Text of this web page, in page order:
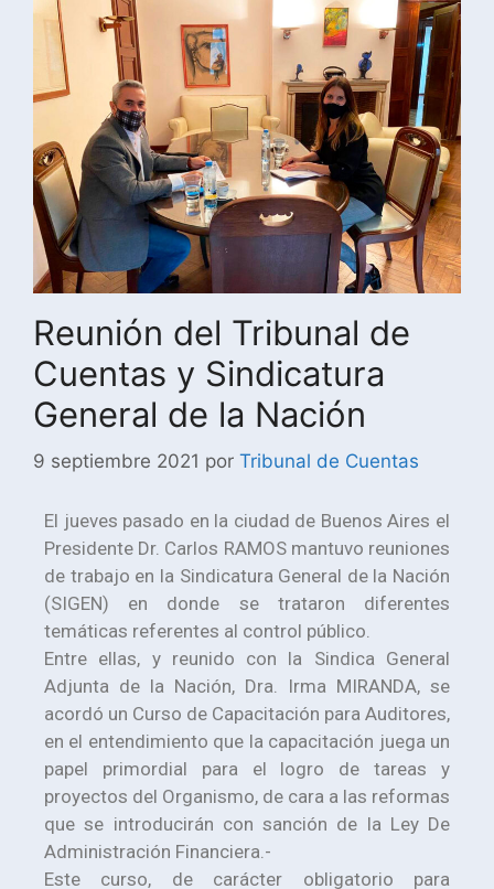
Reunión del Tribunal de
Cuentas y Sindicatura
General de la Nación
9 septiembre 2021 por Tribunal de Cuentas
El jueves pasado en la ciudad de Buenos Aires el
Presidente Dr. Carlos RAMOS mantuvo reuniones
de trabajo en la Sindicatura General de la Nación
(SIGEN) en donde se trataron diferentes
temáticas referentes al control público.
Entre ellas, y reunido con la Sindica General
Adjunta de la Nación, Dra. Irma MIRANDA, se
acordó un Curso de Capacitación para Auditores,
en el entendimiento que la capacitación juega un
papel primordial para el logro de tareas y
proyectos del Organismo, de cara a las reformas
que se introducirán con sanción de la Ley De
Administración Financiera.-
Este curso, de carácter obligatorio para